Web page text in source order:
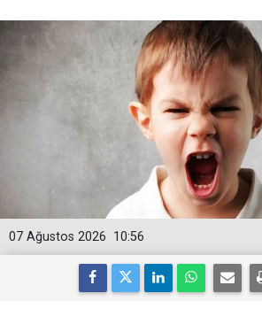
10:56
07 Ağustos 2026